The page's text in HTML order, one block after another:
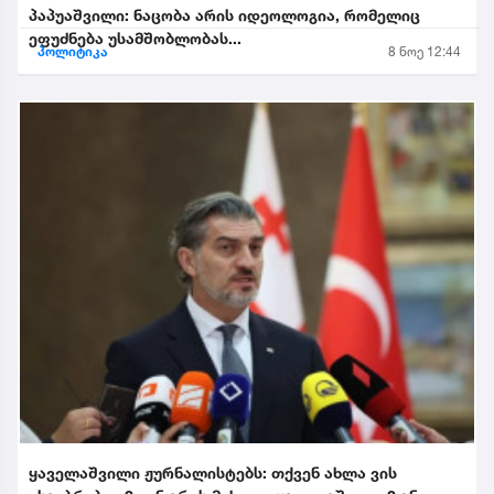
პაპუაშვილი: ნაცობა არის იდეოლოგია, რომელიც
ეფუძნება უსამშობლობას...
პოლიტიკა 8 ნოე 12:44
ყაველაშვილი ჟურნალისტებს: თქვენ ახლა ვის